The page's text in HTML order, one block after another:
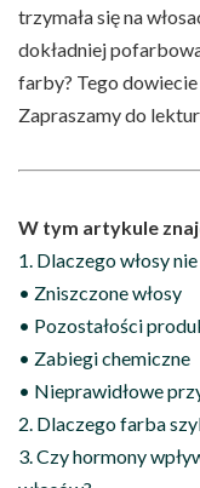
trzymała się na
dokładniej
farby? Tego
Zapraszamy do
W tym artykule
1. Dlaczego włosy
• Zniszczone włosy
• Pozostałości
• Zabiegi chemiczne
• Nieprawidłowe
2. Dlaczego farba
3. Czy hormony